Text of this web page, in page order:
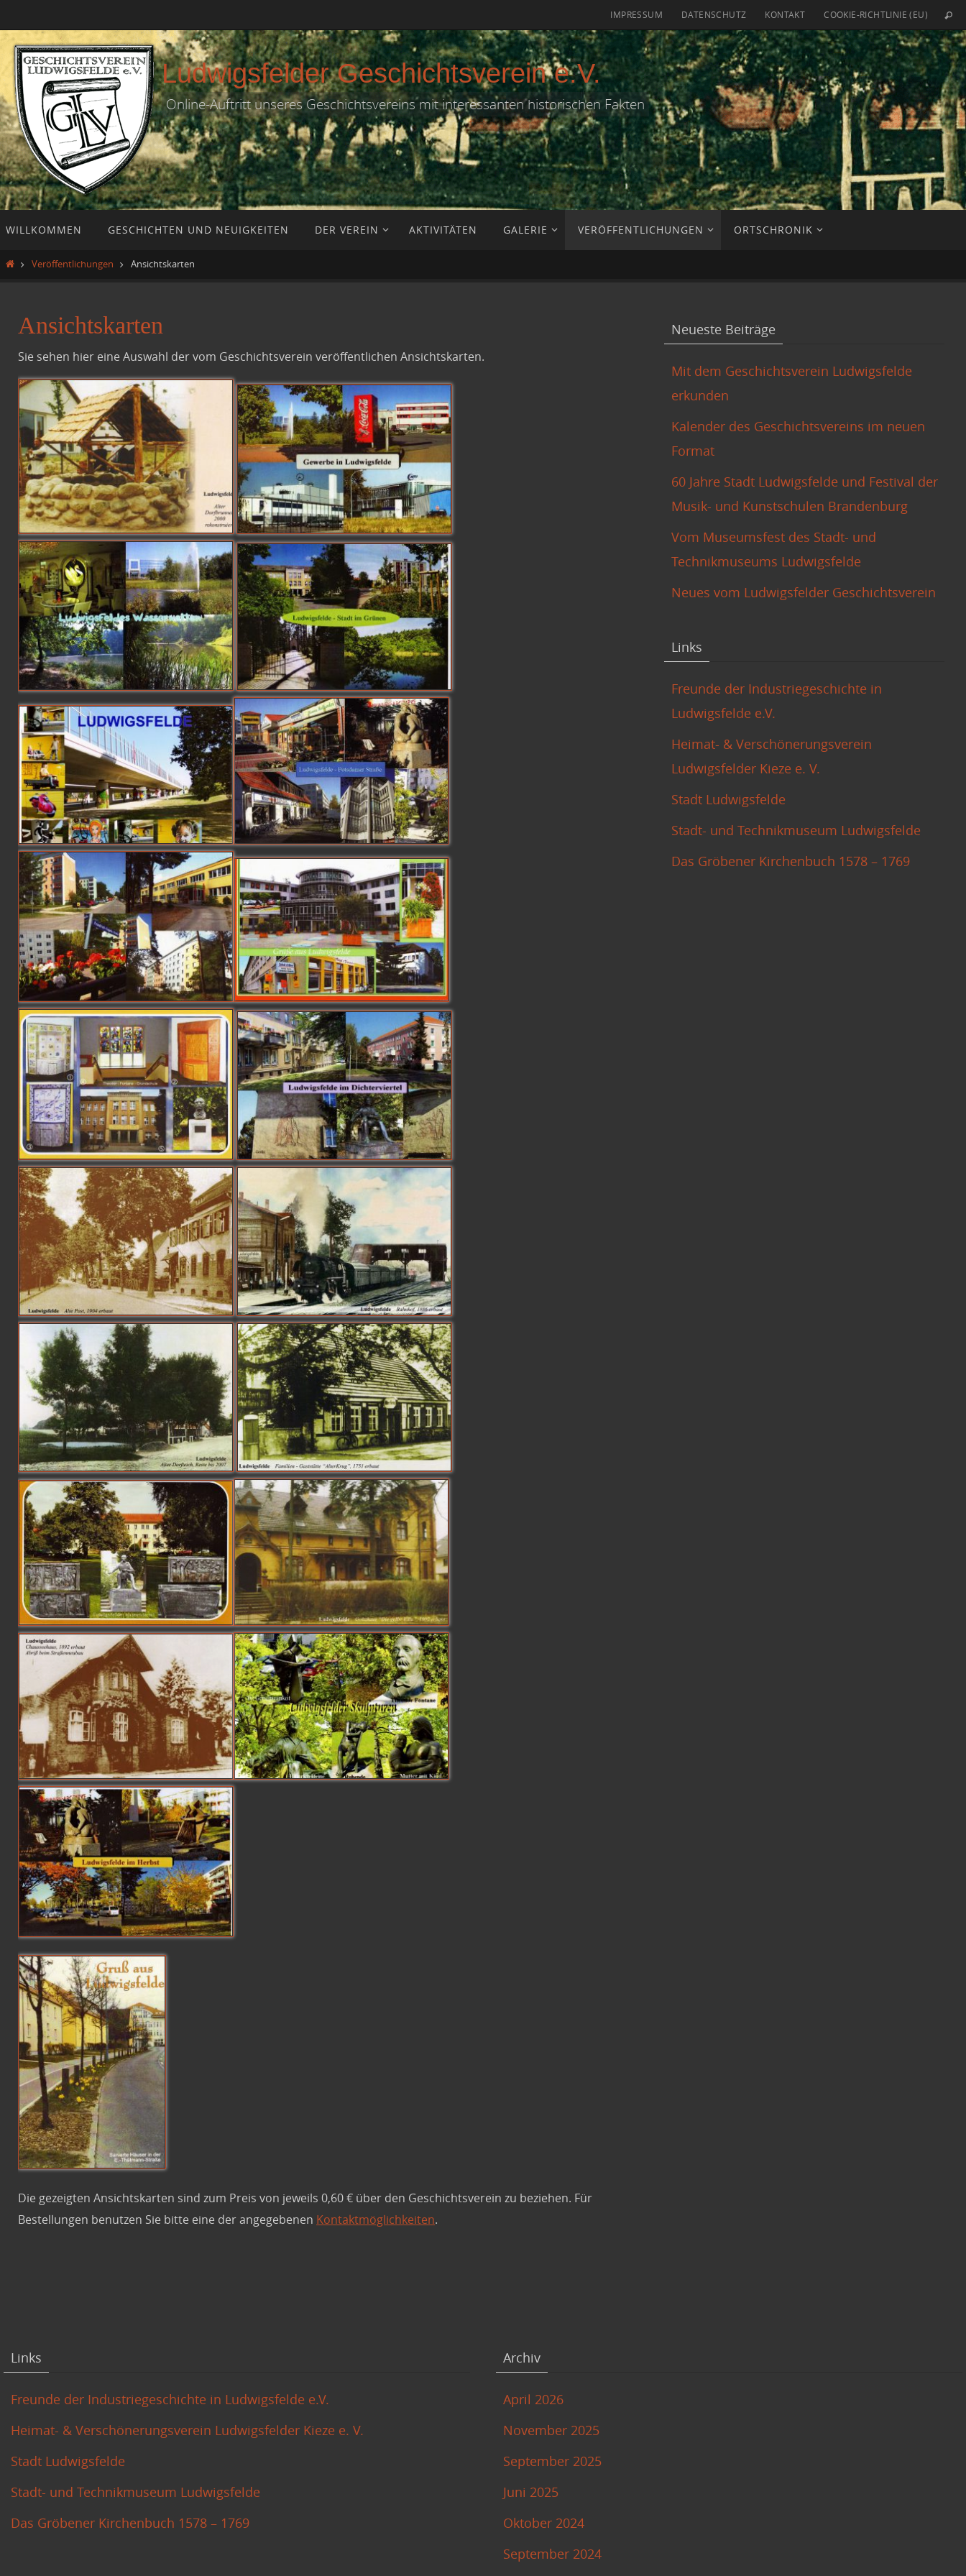
Inhalt
springen
IMPRESSUM DATENSCHUTZ KONTAKT COOKIE-RICHTLINIE (EU)
Ludwigsfelder Geschichtsverein e.V.
Online-Auftritt unseres Geschichtsvereins mit interessanten historischen Fakten
Inhalt
WILLKOMMEN GESCHICHTEN UND NEUIGKEITEN DER VEREIN AKTIVITÄTEN GALERIE VERÖFFENTLICHUNGEN ORTSCHRONIK
StartVeröffentlichungen Ansichtskarten
Ansichtskarten
Sie sehen hier eine Auswahl der vom Geschichtsverein veröffentlichen Ansichtskarten.
Die gezeigten Ansichtskarten sind zum Preis von jeweils 0,60 € über den Geschichtsverein zu beziehen. Für
Bestellungen benutzen Sie bitte eine der angegebenen Kontaktmöglichkeiten.
Neueste Beiträge
Mit dem Geschichtsverein Ludwigsfelde
erkunden
Kalender des Geschichtsvereins im neuen
Format
60 Jahre Stadt Ludwigsfelde und Festival der
Musik- und Kunstschulen Brandenburg
Vom Museumsfest des Stadt- und
Technikmuseums Ludwigsfelde
Neues vom Ludwigsfelder Geschichtsverein
Links
Freunde der Industriegeschichte in
Ludwigsfelde e.V.
Heimat- & Verschönerungsverein
Ludwigsfelder Kieze e. V.
Stadt Ludwigsfelde
Stadt- und Technikmuseum Ludwigsfelde
Das Gröbener Kirchenbuch 1578 – 1769
Links
Freunde der Industriegeschichte in Ludwigsfelde e.V.
Heimat- & Verschönerungsverein Ludwigsfelder Kieze e. V.
Stadt Ludwigsfelde
Stadt- und Technikmuseum Ludwigsfelde
Das Gröbener Kirchenbuch 1578 – 1769
Archiv
April 2026
November 2025
September 2025
Juni 2025
Oktober 2024
September 2024